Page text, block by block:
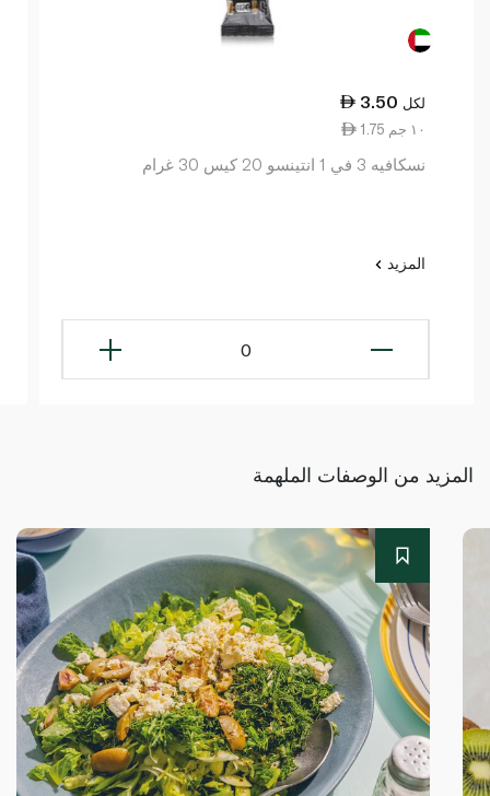
3.50 لكل
1.75 ١٠ جم
نسكافيه 3 في 1 انتينسو 20 كيس 30 غرام
المزيد
0
المزيد من الوصفات الملهمة